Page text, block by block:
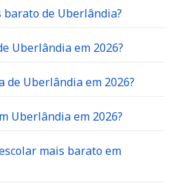
de Uberlândia?
Uberlândia em 2026?
Uberlândia em 2026?
Uberlândia em 2026?
mais barato em